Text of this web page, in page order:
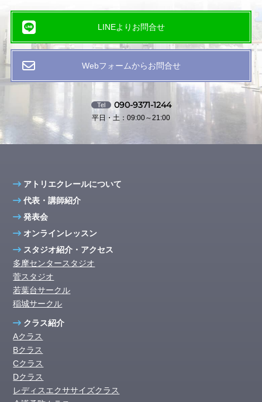
LINEよりお問合せ
Webフォームからお問合せ
Tel 090-9371-1244
平日・土：09:00～21:00
アトリエクレールについて
代表・講師紹介
発表会
オンラインレッスン
スタジオ紹介・アクセス
多摩センタースタジオ
菅スタジオ
若葉台サークル
稲城サークル
クラス紹介
Aクラス
Bクラス
Cクラス
Dクラス
レディスエクササイズクラス